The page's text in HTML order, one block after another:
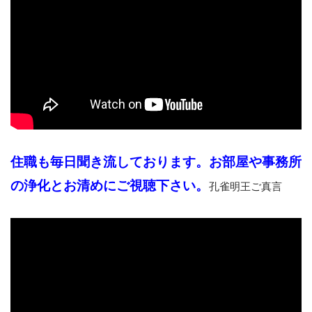
住職も毎日聞き流しております。お部屋や事務所
の浄化とお清めにご視聴下さい。
孔雀明王ご真言